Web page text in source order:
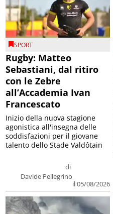
SPORT
Rugby: Matteo
Sebastiani, dal ritiro
con le Zebre
all’Accademia Ivan
Francescato
di
Davide Pellegrino
il 05/08/2026
Inizio della nuova stagione
agonistica all'insegna delle
soddisfazioni per il giovane
talento dello Stade Valdôtain